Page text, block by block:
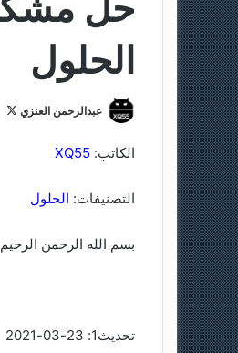
الحلول
عبدالرحمن العنزي
ى
الكاتب: XQ55
التصنيفات: الحلول
بسم الله الرحمن الرحيم
تحديث1: 23-03-2021